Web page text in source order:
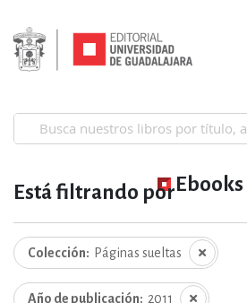
Ebooks
Está filtrando por
Colección Páginas sueltas
Año de publicación 2011